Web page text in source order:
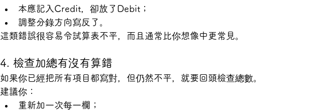
本應記入Credit，卻放了Debit；
調整分錄方向寫反了。
這類錯誤很容易令試算表不平，而且通常比你想像中更常見。
4. 檢查加總有沒有算錯
如果你已經把所有項目都寫對，但仍然不平，就要回頭檢查總數。
建議你：
重新加一次每一欄；